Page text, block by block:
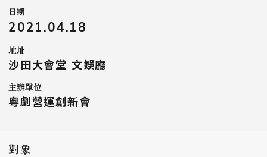
日期
2021.04.18
地址
沙田大會堂 文娛廳
主辦單位
粵劇營運創新會
對象